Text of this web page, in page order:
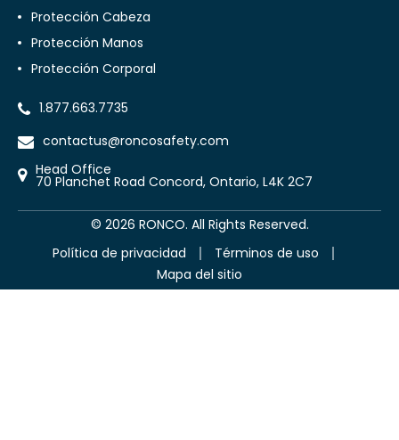
Protección Cabeza
Protección Manos
Protección Corporal
1.877.663.7735
contactus@roncosafety.com
Head Office
70 Planchet Road Concord, Ontario, L4K 2C7
© 2026 RONCO. All Rights Reserved.
Política de privacidad
Términos de uso
Mapa del sitio